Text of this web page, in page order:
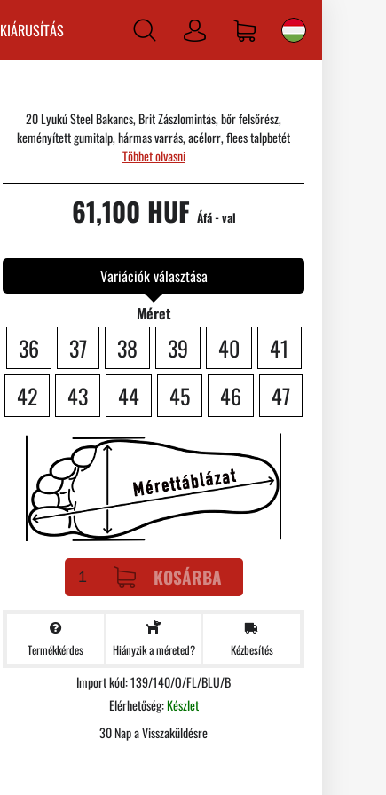
KIÁRUSÍTÁS Bejelentkezni
20 Lyukú Steel Bakancs, Brit Zászlomintás, bőr felsőrész,
keményített gumitalp, hármas varrás, acélorr, flees talpbetét
Többet olvasni
61,100 HUF Áfá - val
Variációk választása
Méret
36 37 38 39 40
41
42
43 44 45 46 47
KOSÁRBA
Termékkérdes Hiányzik a méreted? Kézbesítés
Import kód: 139/140/O/FL/BLU/B
Elérhetőség:Készlet
30 Nap a Visszaküldésre